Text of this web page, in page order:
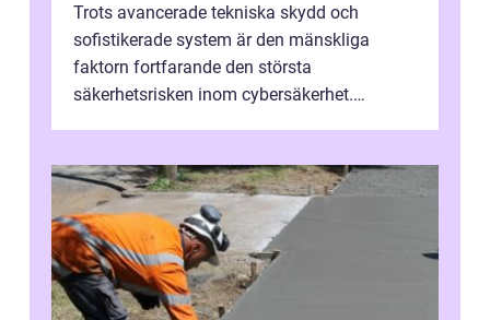
Trots avancerade tekniska skydd och
sofistikerade system är den mänskliga
faktorn fortfarande den största
säkerhetsrisken inom cybersäkerhet.